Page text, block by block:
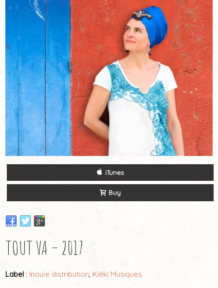
iTunes
Buy
TOUT VA – 2017
Label : Inouïe distribution Kiéki Musiques